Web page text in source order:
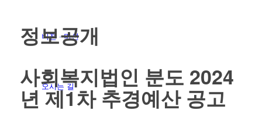
비젼 · 미션
오시는 길
정보공개
사회복지법인 분도 2024
년 제1차 추경예산 공고